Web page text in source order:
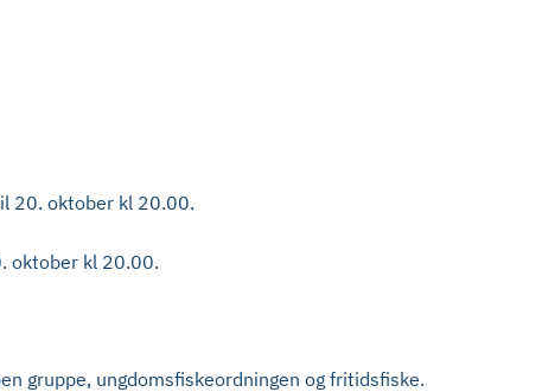
20. oktober kl 20.00.
oktober kl 20.00.
gruppe, ungdomsfiskeordningen og fritidsfiske.